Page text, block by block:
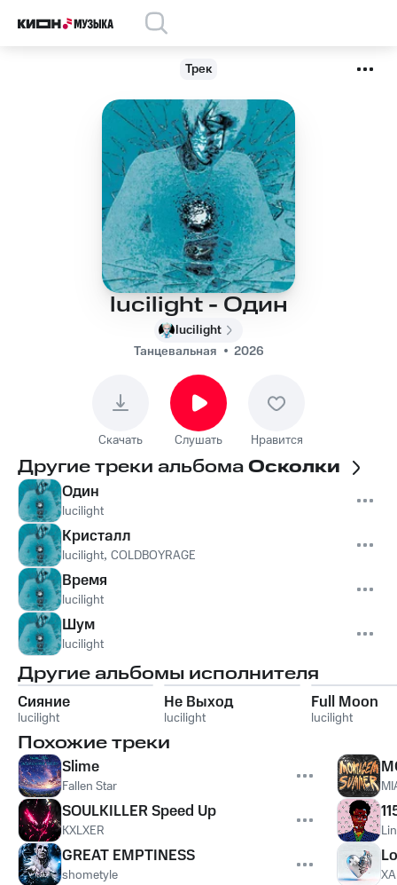
Трек
lucilight - Один
lucilight
Танцевальная
2026
Скачать Слушать Нравится
Другие треки альбомаОсколки
Один
lucilight
Кристалл
lucilight, COLDBOYRAGE
Время
lucilight
Шум
lucilight
Другие альбомы исполнителя
Сияние
lucilight
Не Выход
lucilight
Full Moon
lucilight
Похожие треки
Slime
Fallen Star
SOULKILLER Speed Up
KXLXER
GREAT EMPTINESS
shometyle